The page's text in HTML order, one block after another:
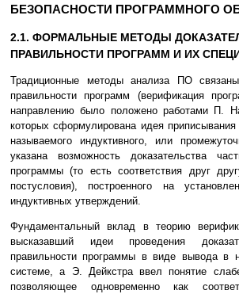
БЕЗОПАСНОСТИ ПРОГРАММНОГО
2.1. ФОРМАЛЬНЫЕ МЕТОДЫ
ПРАВИЛЬНОСТИ ПРОГРАММ И ИХ
Традиционные методы анализа ПО
правильности программ (верификация
направлению было положено работами П.
которых сформулирована идея
называемого индуктивного, или
указана возможность доказательства
программы (то есть соответствия друг
постусловия), построенного на
индуктивных утверждений.
Фундаментальный вклад в теорию
высказавший идеи проведения
правильности программы в виде вывода в
системе, а Э. Дейкстра ввел понятие
позволяющее одновременно как